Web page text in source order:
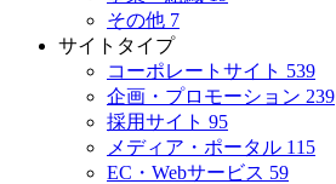
その他 7
サイトタイプ
コーポレートサイト 539
企画・プロモーション 239
採用サイト 95
メディア・ポータル 115
EC・Webサービス 59